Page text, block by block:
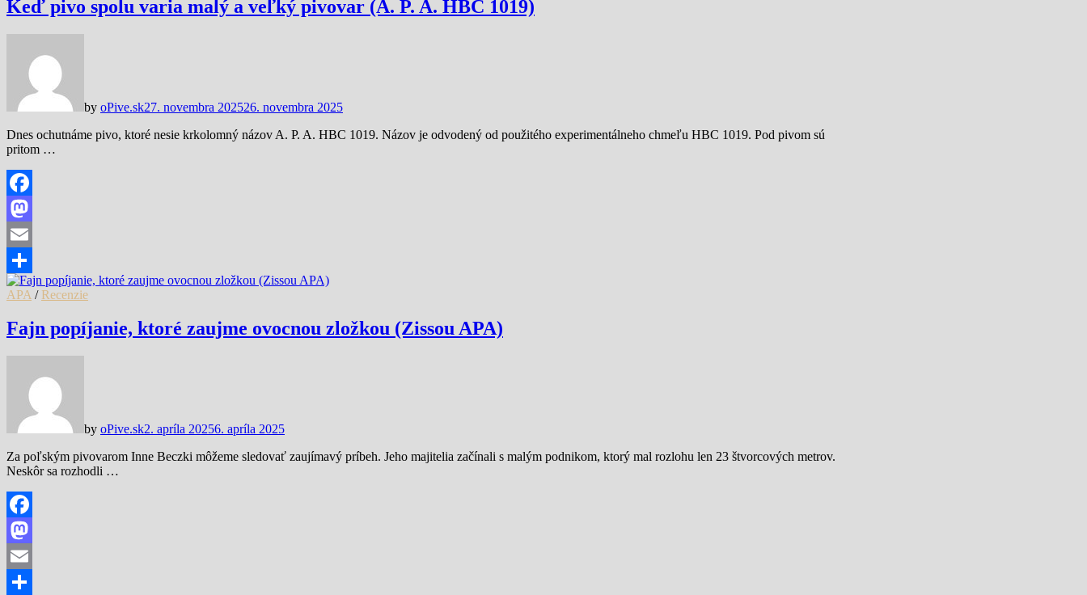
Keď pivo spolu varia malý a veľký pivovar (A. P. A. HBC 1019)
by oPive.sk27. novembra 202526. novembra 2025
Dnes ochutnáme pivo, ktoré nesie krkolomný názov A. P. A. HBC 1019. Názov je odvodený od použitého experimentálneho chmeľu HBC 1019. Pod pivom sú
pritom …
Facebook
Mastodon
Email
Share
APA / Recenzie
Fajn popíjanie, ktoré zaujme ovocnou zložkou (Zissou APA)
by oPive.sk2. apríla 20256. apríla 2025
Za poľským pivovarom Inne Beczki môžeme sledovať zaujímavý príbeh. Jeho majitelia začínali s malým podnikom, ktorý mal rozlohu len 23 štvorcových metrov.
Neskôr sa rozhodli …
Facebook
Mastodon
Email